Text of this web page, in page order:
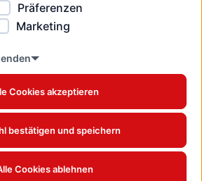
Präferenzen
Marketing
Cookies akzeptieren
bestätigen und speichern
Cookies ablehnen